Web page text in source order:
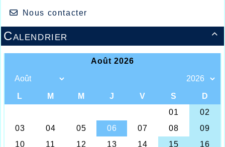
Nous contacter

Calendrier
Maaike VANDER CRUYSSEN
Cette première semaine de vacances ne
présentait pas trop de compétitions pour